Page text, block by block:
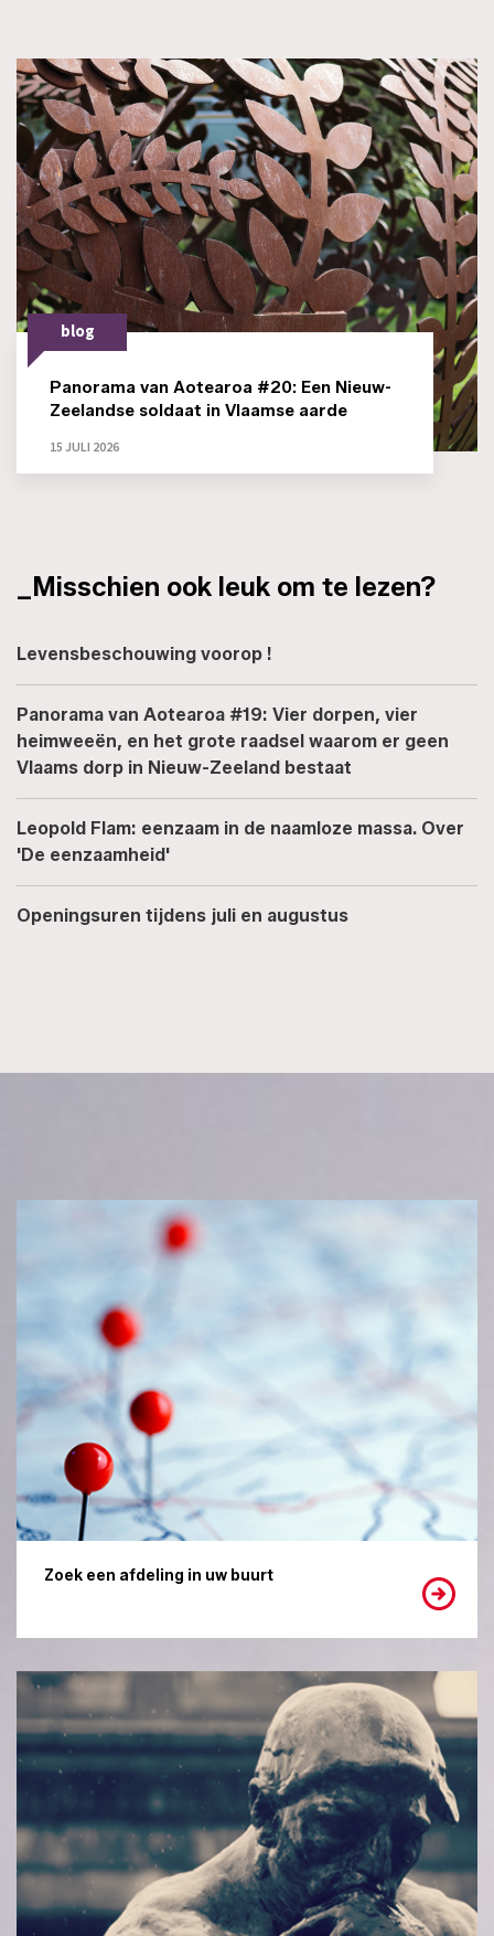
blog
Panorama van Aotearoa #20: Een Nieuw-
Zeelandse soldaat in Vlaamse aarde
15 JULI 2026
_Misschien ook leuk om te lezen?
Levensbeschouwing voorop !
Panorama van Aotearoa #19: Vier dorpen, vier
heimweeën, en het grote raadsel waarom er geen
Vlaams dorp in Nieuw-Zeeland bestaat
Leopold Flam: eenzaam in de naamloze massa. Over
'De eenzaamheid'
Openingsuren tijdens juli en augustus
Zoek een afdeling in uw buurt